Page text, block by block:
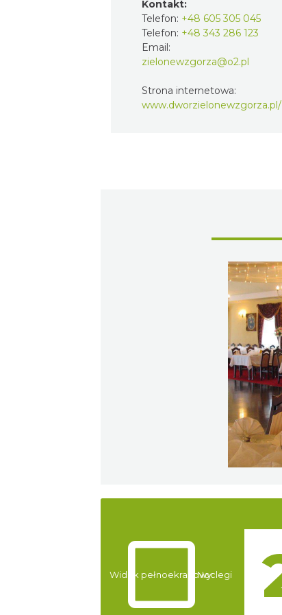
Kontakt:
Telefon: +48 605 305 045
Telefon: +48 343 286 123
Email:
zielonewzgorza@o2.pl
Strona internetowa:
www.dworzielonewzgorza.pl/
Widok pełnoekranowy:Noclegi